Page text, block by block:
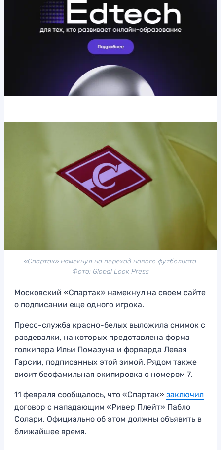
«Спартак» намекнул на переход нового футболиста.
Фото: Global Look Press
Московский «Спартак» намекнул на своем сайте
о подписании еще одного игрока.
Пресс-служба красно-белых выложила снимок с
раздевалки, на которых представлена форма
голкипера Ильи Помазуна и форварда Левая
Гарсии, подписанных этой зимой. Рядом также
висит бесфамильная экипировка с номером 7.
11 февраля сообщалось, что «Спартак» заключил
договор с нападающим «Ривер Плейт» Пабло
Солари. Официально об этом должны объявить в
ближайшее время.